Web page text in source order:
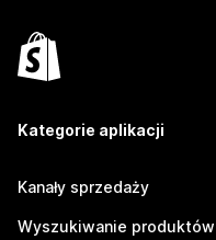
Kategorie aplikacji
Kanały sprzedaży
Wyszukiwanie produktów